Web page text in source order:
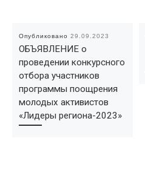
Опубликовано 29.09.2023
ОБЪЯВЛЕНИЕ о
проведении конкурсного
отбора участников
программы поощрения
молодых активистов
«Лидеры региона-2023»